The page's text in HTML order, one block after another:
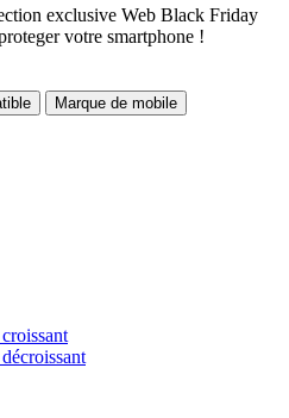
exclusive Web Black Friday
votre smartphone !
Marque de mobile